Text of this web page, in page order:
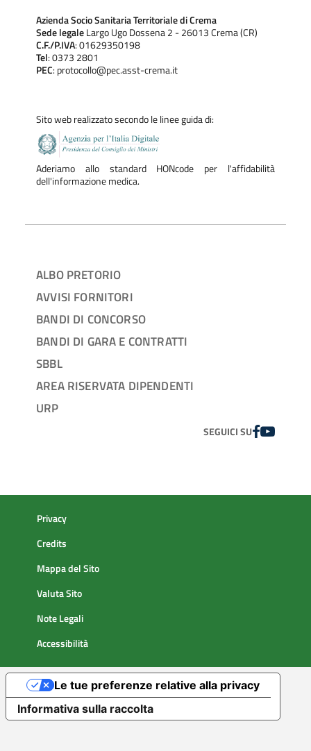
Azienda Socio Sanitaria Territoriale di Crema
Sede legaleLargo Ugo Dossena 2 - 26013 Crema (CR)
C.F./P.IVA: 01629350198
Tel: 0373 2801
PEC: protocollo@pec.asst-crema.it
Sito web realizzato secondo le linee guida di:
Aderiamo allo standard HONcode per l'affidabilità
dell'informazione medica.
ALBO PRETORIO
AVVISI FORNITORI
BANDI DI CONCORSO
BANDI DI GARA E CONTRATTI
SBBL
AREA RISERVATA DIPENDENTI
URP
SEGUICI SUFACEBOOK
YOUTUBE
Privacy
Credits
Mappa del Sito
Valuta Sito
Note Legali
Accessibilità
Informativa sulla raccolta
Le tue preferenze relative alla privacy